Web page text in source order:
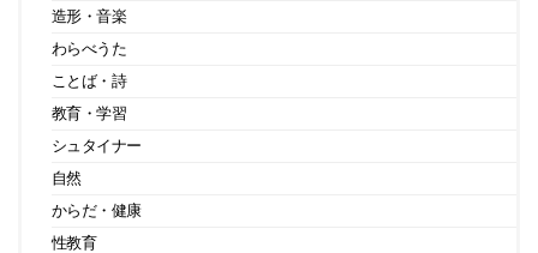
造形・音楽
わらべうた
ことば・詩
教育・学習
シュタイナー
自然
からだ・健康
性教育